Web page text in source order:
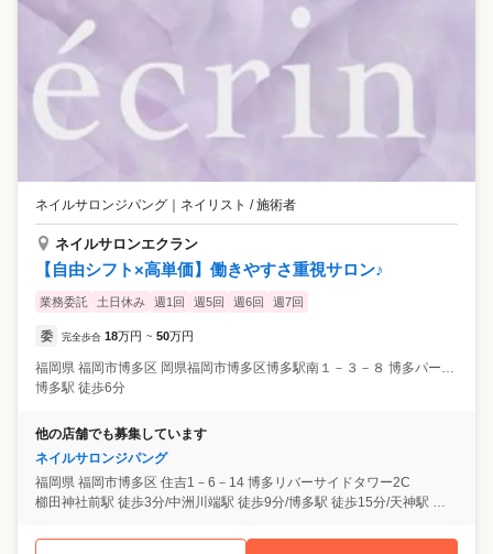
ネイルサロンジパング ネイリスト / 施術者
ネイルサロンエクラン
【自由シフト×高単価】働きやすさ重視サロン♪
業務委託 土日休み 週1回 週5回 週6回 週7回
委 完全歩合 18万円 ~ 50万円
福岡県 福岡市博多区 岡県福岡市博多区博多駅南１－３－８ 博多パールビル８０１
博多駅 徒歩6分
他の店舗でも募集しています
ネイルサロンジパング
福岡県 福岡市博多区 住吉1－6－14 博多リバーサイドタワー2C
櫛田神社前駅 徒歩3分/中洲川端駅 徒歩9分/博多駅 徒歩15分/天神駅 徒歩15分